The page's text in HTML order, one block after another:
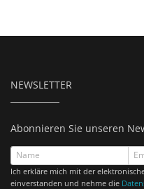
NEWSLETTER
Abonnieren Sie unseren
Ich erkläre mich mit der
einverstanden und nehme die